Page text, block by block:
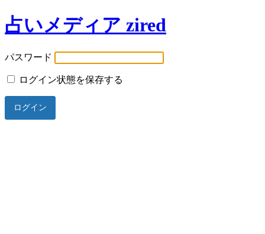
占いメディア zired
パスワード
ログイン状態を保存する